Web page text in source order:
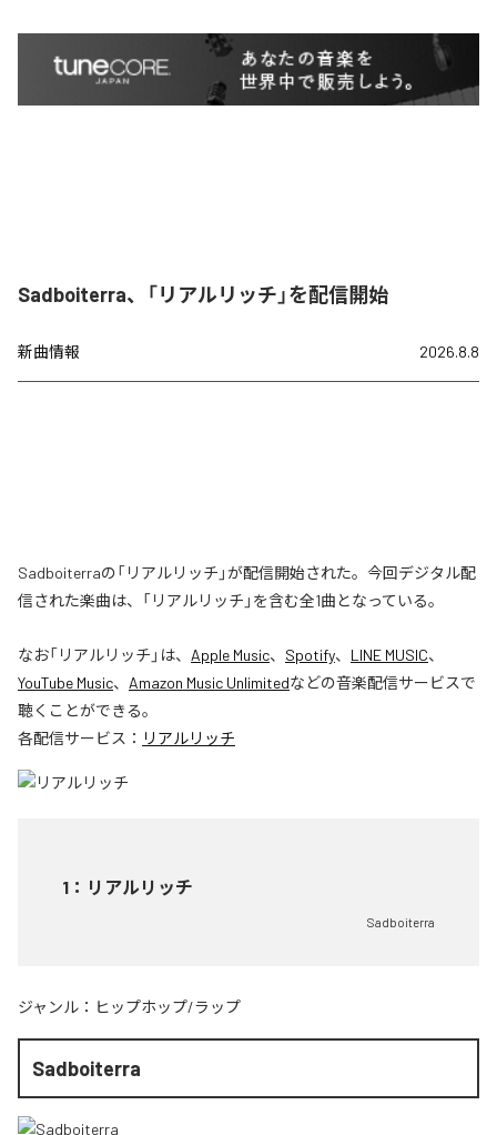
Sadboiterra、「リアルリッチ」を配信開始
新曲情報 2026.8.8
Sadboiterraの「リアルリッチ」が配信開始された。今回デジタル配
信された楽曲は、「リアルリッチ」を含む全1曲となっている。
なお「リアルリッチ 」は、 Apple Music、 Spotify、 LINE MUSIC、
YouTube Music、 Amazon Music Unlimitedなどの音楽配信サービスで
聴くことができる。
各配信サービス： リアルリッチ
1 ： リアルリッチ
Sadboiterra
ジャンル： ヒップホップ/ラップ
Sadboiterra